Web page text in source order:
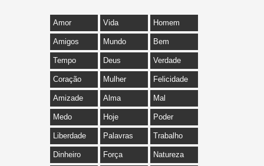
Amor Vida Homem
Amigos Mundo Bem
Tempo Deus Verdade
Coração Mulher Felicidade
Amizade Alma Mal
Medo Hoje Poder
Liberdade Palavras Trabalho
Dinheiro Força Natureza